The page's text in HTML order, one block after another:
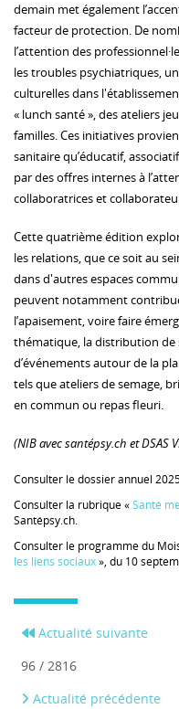
demain met également
facteur de protection. De
l’attention des
les troubles psychiatriques,
culturelles dans
« lunch santé », des ateliers
familles. Ces initiatives
sanitaire qu’éducatif,
par des offres internes à
collaboratrices et
Cette quatrième édition
les relations, que ce soit au
dans d'autres espaces
peuvent notamment
l’apaisement, voire faire
thématique, la distribution de
d’événements autour de la
tels que ateliers de semage,
en commun ou repas fleuri.
(NIB avec santépsy.ch et DSAS
Consulter le dossier annuel
Consulter la rubrique «Santé
Santépsy.ch.
Consulter le programme du
les liens sociaux», du 10
Actualité suivante
96 / 2816
Actualité précédente